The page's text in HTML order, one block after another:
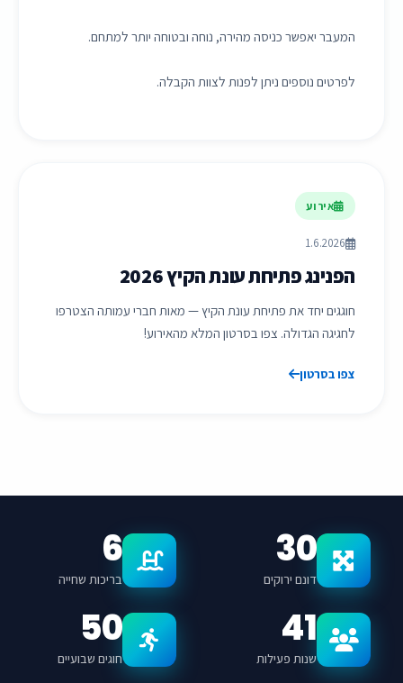
המעבר יאפשר כניסה מהירה, נוחה ובטוחה יותר למתחם.
לפרטים נוספים ניתן לפנות לצוות הקבלה.
אירוע
1.6.2026
הפנינג פתיחת עונת הקיץ 2026
חוגגים יחד את פתיחת עונת הקיץ — מאות חברי עמותה הצטרפו
לחגיגה הגדולה. צפו בסרטון המלא מהאירוע!
צפו בסרטון
30
דונם ירוקים
6
בריכות שחייה
41
שנות פעילות
50
חוגים שבועיים